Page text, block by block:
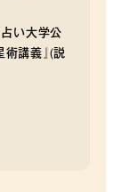
占い大学公
講義』(説